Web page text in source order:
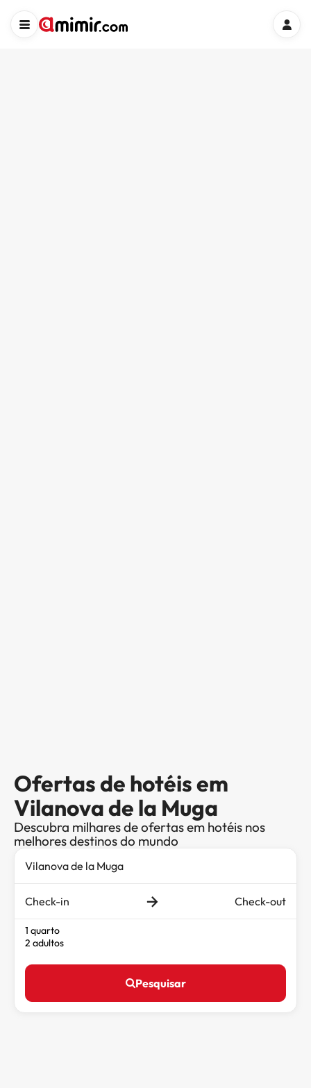
Ofertas de hotéis em
Vilanova de la Muga
Descubra milhares de ofertas em hotéis nos
melhores destinos do mundo
Check-in Check-out
1 quarto
2 adultos
Pesquisar